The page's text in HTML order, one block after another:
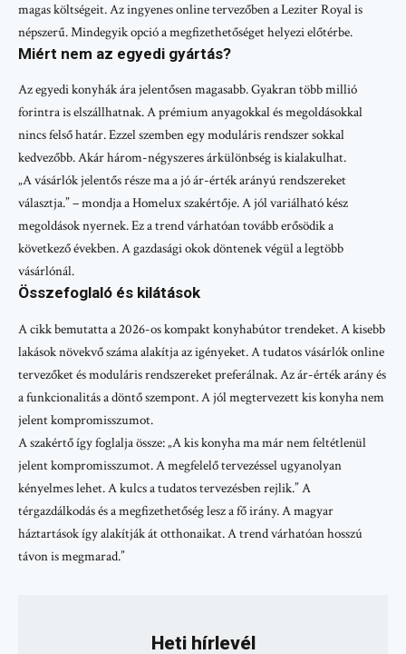
magas költségeit. Az ingyenes online tervezőben a Leziter Royal is
népszerű. Mindegyik opció a megfizethetőséget helyezi előtérbe.
Miért nem az egyedi gyártás?
Az egyedi konyhák ára jelentősen magasabb. Gyakran több millió
forintra is elszállhatnak. A prémium anyagokkal és megoldásokkal
nincs felső határ. Ezzel szemben egy moduláris rendszer sokkal
kedvezőbb. Akár három-négyszeres árkülönbség is kialakulhat.
„A vásárlók jelentős része ma a jó ár-érték arányú rendszereket
választja.” – mondja a Homelux szakértője. A jól variálható kész
megoldások nyernek. Ez a trend várhatóan tovább erősödik a
következő években. A gazdasági okok döntenek végül a legtöbb
vásárlónál.
Összefoglaló és kilátások
A cikk bemutatta a 2026-os kompakt konyhabútor trendeket. A kisebb
lakások növekvő száma alakítja az igényeket. A tudatos vásárlók online
tervezőket és moduláris rendszereket preferálnak. Az ár-érték arány és
a funkcionalitás a döntő szempont. A jól megtervezett kis konyha nem
jelent kompromisszumot.
A szakértő így foglalja össze: „A kis konyha ma már nem feltétlenül
jelent kompromisszumot. A megfelelő tervezéssel ugyanolyan
kényelmes lehet. A kulcs a tudatos tervezésben rejlik.” A
térgazdálkodás és a megfizethetőség lesz a fő irány. A magyar
háztartások így alakítják át otthonaikat. A trend várhatóan hosszú
távon is megmarad.”
Heti hírlevél